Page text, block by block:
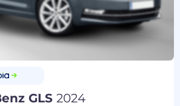
GLS2024